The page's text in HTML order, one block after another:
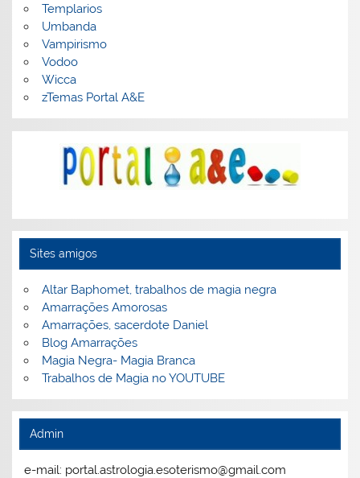
Templarios
Umbanda
Vampirismo
Vodoo
Wicca
zTemas Portal A&E
Sites amigos
Altar Baphomet, trabalhos de magia negra
Amarrações Amorosas
Amarrações, sacerdote Daniel
Blog Amarrações
Magia Negra- Magia Branca
Trabalhos de Magia no YOUTUBE
Admin
e-mail: portal.astrologia.esoterismo@gmail.com